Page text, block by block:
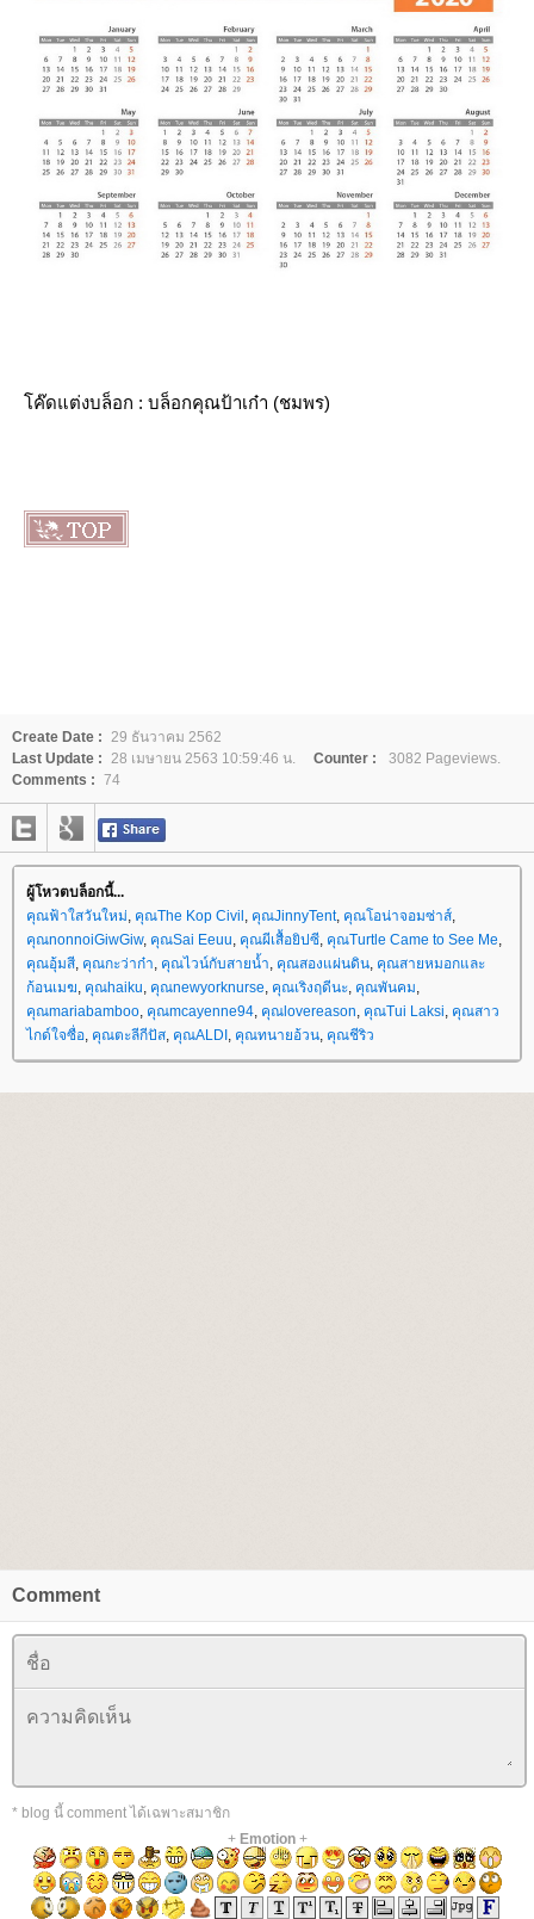
ค๊ดแต่งบล็อก : บล็อกคุณป้าเก๋า (ชมพร)
Create Date : 29 ธันวาคม 2562
Last Update : 28 เมษายน 2563 10:59:46 น. Counter :
3082 Pageviews.
Comments : 74
ผู้โหวตบล็อกนี้...
คุณฟ้าใสวันใหม่, คุณThe Kop Civil , คุณJinnyTent, คุณโอน่าจอมซ่าส์,
คุณnonnoiGiwGiw, คุณSai Eeuu, คุณผีเสื้อยิปซี, คุณTurtle Came to See Me,
คุณอุ้มสี, คุณกะว่าก๋า, คุณไวน์กับสายน้ำ, คุณสองแผ่นดิน, คุณสายหมอกและ
ก้อนเมฆ, คุณhaiku, คุณnewyorknurse, คุณเริงฤดีนะ, คุณพันคม,
คุณmariabamboo, คุณmcayenne94, คุณlovereason, คุณTui Laksi, คุณสาว
ไกด์ใจซื่อ, คุณตะลีกีปัส, คุณALDI , คุณทนายอ้วน, คุณชีริว
Comment
* blog นี้ comment ได้เฉพาะสมาชิก
+ Emotion+